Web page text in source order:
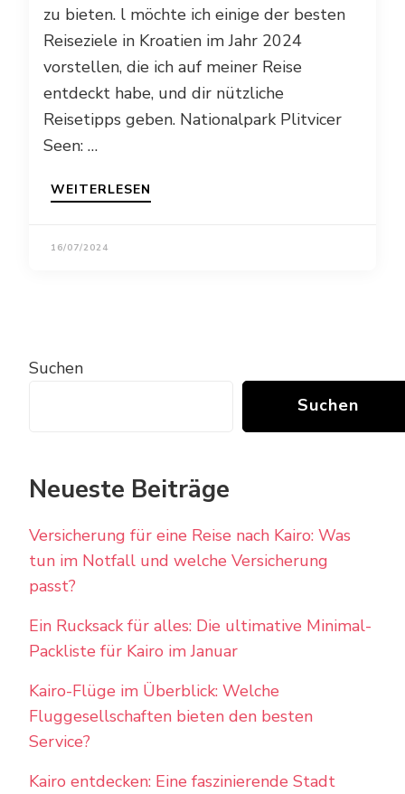
zu bieten. l möchte ich einige der besten
Reiseziele in Kroatien im Jahr 2024
vorstellen, die ich auf meiner Reise
entdeckt habe, und dir nützliche
Reisetipps geben. Nationalpark Plitvicer
Seen: …
WEITERLESEN
16/07/2024
Suchen
Suchen
Neueste Beiträge
Versicherung für eine Reise nach Kairo: Was
tun im Notfall und welche Versicherung
passt?
Ein Rucksack für alles: Die ultimative Minimal-
Packliste für Kairo im Januar
Kairo-Flüge im Überblick: Welche
Fluggesellschaften bieten den besten
Service?
Kairo entdecken: Eine faszinierende Stadt